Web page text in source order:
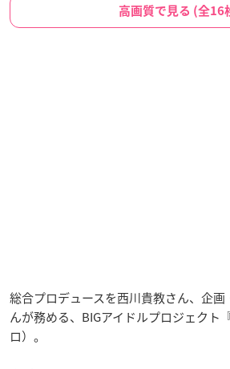
高画質で見る (全16
総合プロデュースを西川貴教さん、企
んが務める、BIGアイドルプロジェクト
ロ）。